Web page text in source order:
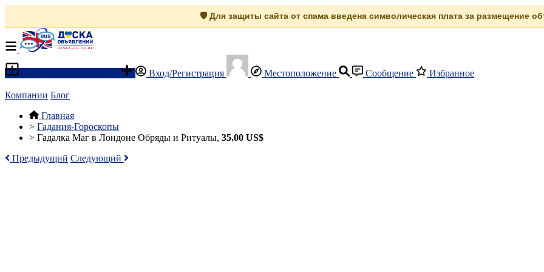
🛡️ Для защиты сайта от спама введена символическая плата за размещение
Вход/Регистрация Местоположение Сообщение Избранное
Компании Блог
Главная
> Гадания-Гороскопы
> Гадалка Маг в Лондоне Обряды и Ритуалы, 35.00 US$
Предыдущий Следующий